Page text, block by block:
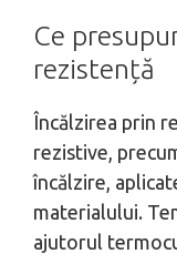
Ce
rezistență
Încălzirea prin
rezistive,
încălzire,
materialului.
ajutorul